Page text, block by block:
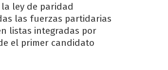
ley de paridad
las fuerzas partidarias
listas integradas por
el primer candidato